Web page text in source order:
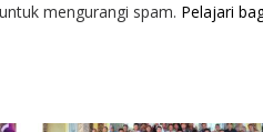
mengurangi spam. Pelajari